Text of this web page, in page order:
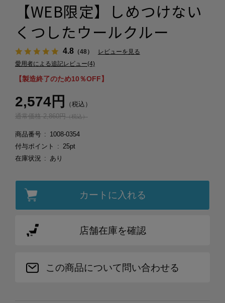
【WEB限定】しめつけない
くつしたウールクルー
4.8（48）
レビューを見る
愛用者による追記レビュー(4)
【製造終了のため10％OFF】
2,574円
（税込）
通常価格 2,860円（税込）
商品番号
1008-0354
付与ポイント
25pt
在庫状況
あり
カートに入れる
店舗在庫を確認
この商品について問い合わせる